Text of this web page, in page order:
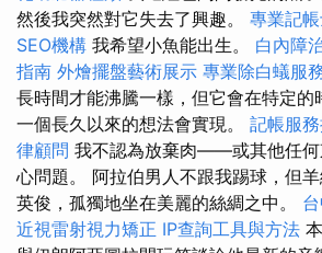
然後我突然對它失去了興趣。 專業記
SEO機構 我希望小魚能出生。 白內障
指南 外燴擺盤藝術展示 專業除白蟻服
長時間才能沸騰一樣，但它會在特定
一個長久以來的想法會實現。 記帳服
律顧問 我不認為放棄肉——或其他任
心問題。 阿拉伯男人不跟我踢球，但
英俊，孤獨地坐在美麗的絲綢之中。
近視雷射視力矯正 IP查詢工具與方法